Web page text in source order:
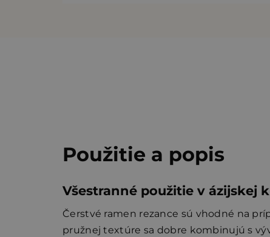
Použitie a popis
Všestranné použitie v ázijskej
Čerstvé ramen rezance sú vhodné na
pružnej textúre sa dobre kombinujú s